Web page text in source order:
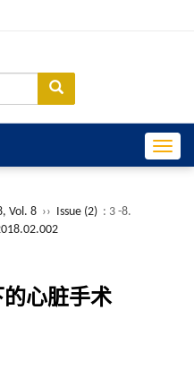
Vol. 8 ›› Issue (2) : 3 -8.
心脏手术